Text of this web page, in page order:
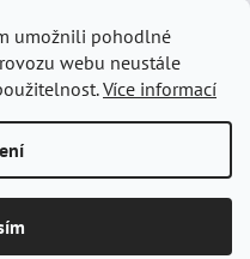
umožnili pohodlné
webu neustále
Více informací
. Všechna práva vyhrazena.